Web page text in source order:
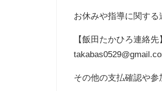
お休みや指導に関する
【飯田たかひろ連絡先
その他の支払確認や